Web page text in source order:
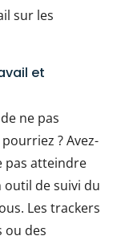
sur les
et
ne pas
? Avez-
pas atteindre
outil de suivi du
Les trackers
ou des